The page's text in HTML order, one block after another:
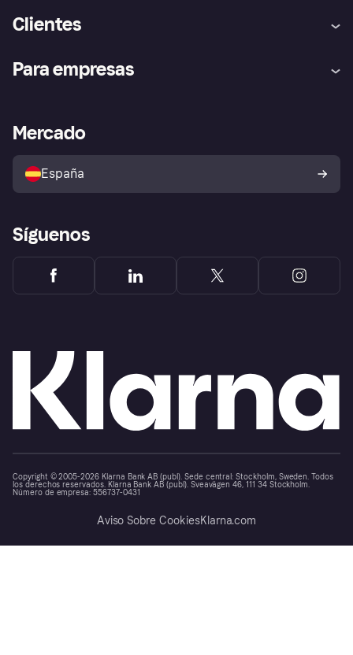
Clientes
Inicio de sesión
Directorio de tiendas
Política de protección al
comprador de Klarna
Reclamaciones
Para empresas
Acceso empresas
Mercado
España
Síguenos
Copyright © 2005-2026 Klarna Bank AB (publ). Sede central: Stockholm, Sweden. Todos
los derechos reservados. Klarna Bank AB (publ). Sveavägen 46, 111 34 Stockholm.
Número de empresa: 556737-0431
Aviso Sobre CookiesKlarna.com